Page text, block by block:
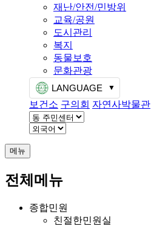
재난/안전/민방위
교육/공원
도시관리
복지
동물보호
문화관광
LANGUAGE
보건소 구의회 자연사박물관
메뉴
전체메뉴
종합민원
친절한민원실